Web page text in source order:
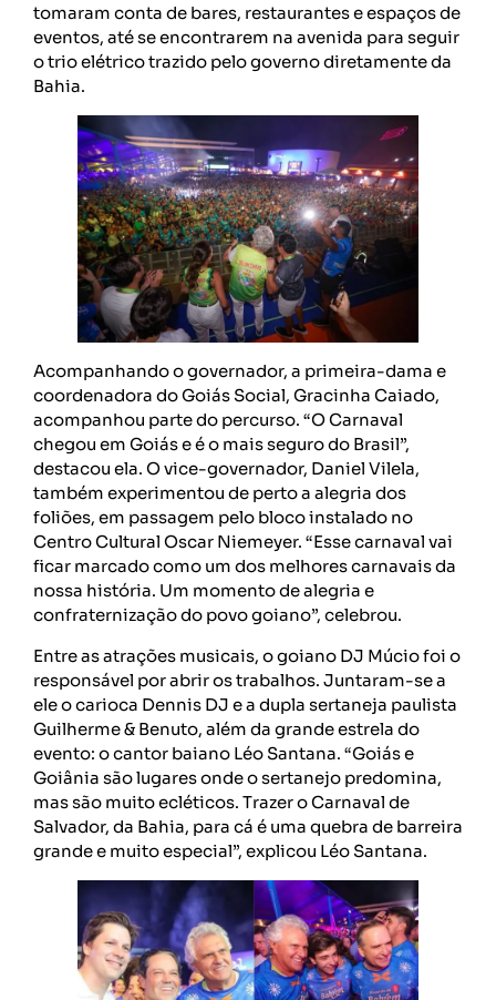
tomaram conta de bares, restaurantes e espaços de
eventos, até se encontrarem na avenida para seguir
o trio elétrico trazido pelo governo diretamente da
Bahia.
Acompanhando o governador, a primeira-dama e
coordenadora do Goiás Social, Gracinha Caiado,
acompanhou parte do percurso. “O Carnaval
chegou em Goiás e é o mais seguro do Brasil”,
destacou ela. O vice-governador, Daniel Vilela,
também experimentou de perto a alegria dos
foliões, em passagem pelo bloco instalado no
Centro Cultural Oscar Niemeyer. “Esse carnaval vai
ficar marcado como um dos melhores carnavais da
nossa história. Um momento de alegria e
confraternização do povo goiano”, celebrou.
Entre as atrações musicais, o goiano DJ Múcio foi o
responsável por abrir os trabalhos. Juntaram-se a
ele o carioca Dennis DJ e a dupla sertaneja paulista
Guilherme & Benuto, além da grande estrela do
evento: o cantor baiano Léo Santana. “Goiás e
Goiânia são lugares onde o sertanejo predomina,
mas são muito ecléticos. Trazer o Carnaval de
Salvador, da Bahia, para cá é uma quebra de barreira
grande e muito especial”, explicou Léo Santana.